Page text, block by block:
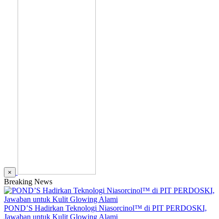
×
Breaking News
POND’S Hadirkan Teknologi Niasorcinol™ di PIT PERDOSKI,
Jawaban untuk Kulit Glowing Alami